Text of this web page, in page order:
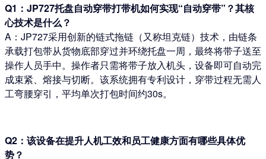
Q1：JP727托盘自动穿带打带机如何实现“自动穿带”？其核
心技术是什么？
A：JP727采用创新的链式拖链（又称坦克链）技术，由链条
承载打包带从货物底部穿过并环绕托盘一周，最终将带子送至
操作人员手中。操作者只需将带子放入机头，设备即可自动完
成束紧、熔接与切断。该系统拥有专利设计，穿带过程无需人
工弯腰穿引，平均单次打包时间约30s。
Q2：该设备在提升人机工效和员工健康方面有哪些具体优
势？